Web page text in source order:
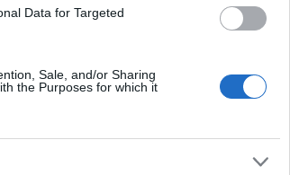
Data for Targeted
Sale, and/or Sharing
the Purposes for which it
w haśle?